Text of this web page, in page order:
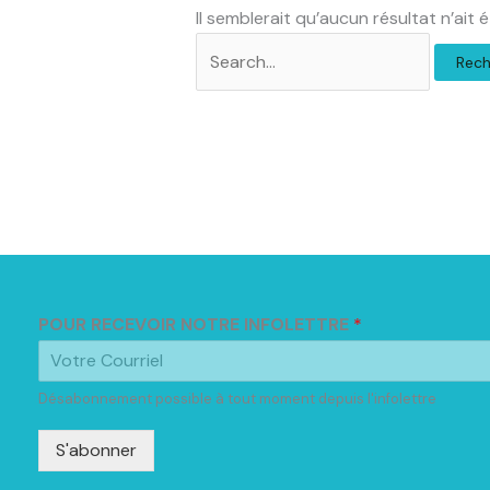
Il semblerait qu’aucun résultat
POUR RECEVOIR NOTRE INFOLETTRE *
Désabonnement possible à tout moment depuis l'infolettre
S'abonner